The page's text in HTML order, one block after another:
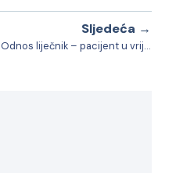
Sljedeća →
Odnos liječnik – pacijent u vrijeme pandemije Covid-19